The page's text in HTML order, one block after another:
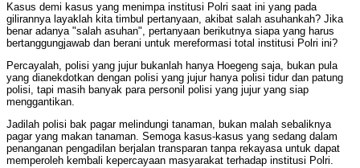
Kasus demi kasus yang menimpa institusi Polri saat ini yang pada
gilirannya layaklah kita timbul pertanyaan, akibat salah asuhankah? Jika
benar adanya "salah asuhan", pertanyaan berikutnya siapa yang harus
bertanggungjawab dan berani untuk mereformasi total institusi Polri ini?
Percayalah, polisi yang jujur bukanlah hanya Hoegeng saja, bukan pula
yang dianekdotkan dengan polisi yang jujur hanya polisi tidur dan patung
polisi, tapi masih banyak para personil polisi yang jujur yang siap
menggantikan.
Jadilah polisi bak pagar melindungi tanaman, bukan malah sebaliknya
pagar yang makan tanaman. Semoga kasus-kasus yang sedang dalam
penanganan pengadilan berjalan transparan tanpa rekayasa untuk dapat
memperoleh kembali kepercayaan masyarakat terhadap institusi Polri.